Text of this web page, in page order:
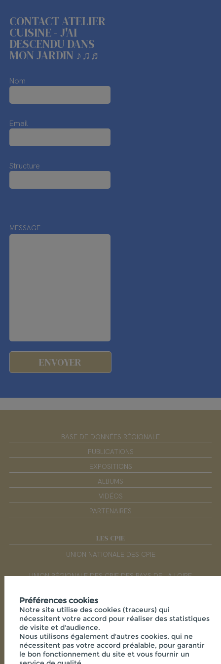
CONTACT ATELIER
CUISINE - J'AI
DESCENDU DANS
MON JARDIN ♪♫♬
Nom
Email
Structure
MESSAGE
BASE DE DONNÉES RÉGIONALE
PUBLICATIONS
EXPOSITIONS
ALBUMS
VIDÉOS
PARTENAIRES
LES CPIE
UNION NATIONALE DES CPIE
UNION RÉGIONALE DES CPIE DES PAYS DE LA LOIRE
RÉSEAUX SOCIAUX
Préférences cookies
Notre site utilise des cookies (traceurs) qui
nécessitent votre accord pour réaliser des statistiques
de visite et d'audience.
Nous utilisons également d'autres cookies, qui ne
nécessitent pas votre accord préalable, pour garantir
le bon fonctionnement du site et vous fournir un